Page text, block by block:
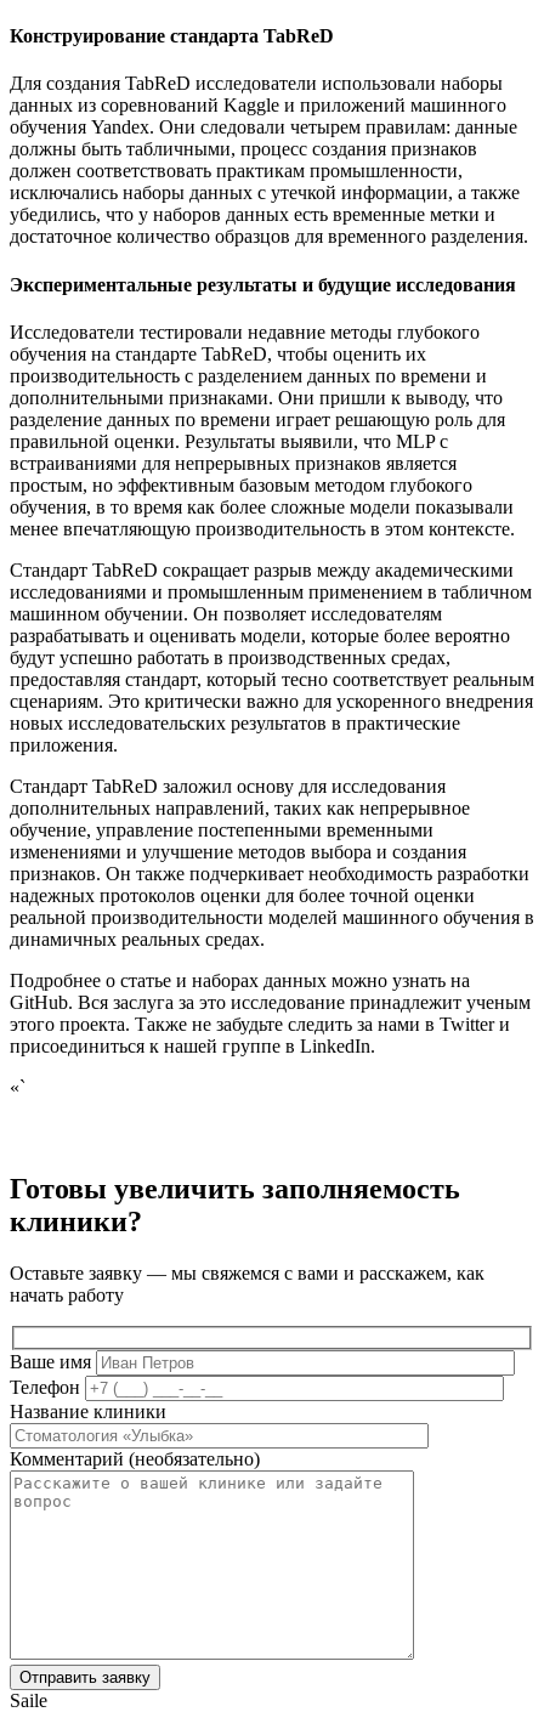
Конструирование стандарта TabReD
Для создания TabReD исследователи использовали наборы
данных из соревнований Kaggle и приложений машинного
обучения Yandex. Они следовали четырем правилам: данные
должны быть табличными, процесс создания признаков
должен соответствовать практикам промышленности,
исключались наборы данных с утечкой информации, а также
убедились, что у наборов данных есть временные метки и
достаточное количество образцов для временного разделения.
Экспериментальные результаты и будущие исследования
Исследователи тестировали недавние методы глубокого
обучения на стандарте TabReD, чтобы оценить их
производительность с разделением данных по времени и
дополнительными признаками. Они пришли к выводу, что
разделение данных по времени играет решающую роль для
правильной оценки. Результаты выявили, что MLP с
встраиваниями для непрерывных признаков является
простым, но эффективным базовым методом глубокого
обучения, в то время как более сложные модели показывали
менее впечатляющую производительность в этом контексте.
Стандарт TabReD сокращает разрыв между академическими
исследованиями и промышленным применением в табличном
машинном обучении. Он позволяет исследователям
разрабатывать и оценивать модели, которые более вероятно
будут успешно работать в производственных средах,
предоставляя стандарт, который тесно соответствует реальным
сценариям. Это критически важно для ускоренного внедрения
новых исследовательских результатов в практические
приложения.
Стандарт TabReD заложил основу для исследования
дополнительных направлений, таких как непрерывное
обучение, управление постепенными временными
изменениями и улучшение методов выбора и создания
признаков. Он также подчеркивает необходимость разработки
надежных протоколов оценки для более точной оценки
реальной производительности моделей машинного обучения в
динамичных реальных средах.
Подробнее о статье и наборах данных можно узнать на
GitHub. Вся заслуга за это исследование принадлежит ученым
этого проекта. Также не забудьте следить за нами в Twitter и
присоединиться к нашей группе в LinkedIn.
«`
Готовы увеличить заполняемость
клиники?
Оставьте заявку — мы свяжемся с вами и расскажем, как
начать работу
Ваше имя
Телефон
Название клиники
Комментарий (необязательно)
Saile